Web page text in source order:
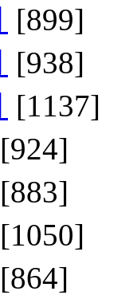
[899]
[938]
[1137]
[924]
[883]
[1050]
[864]